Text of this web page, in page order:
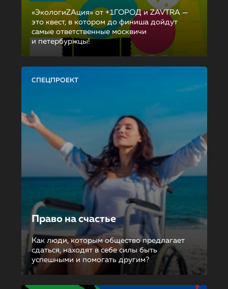
«ЭкологиZAция» от +1ГОРОД и ZAVTRA —
это квест, в котором до финиша дойдут
самые ответственные москвичи
и петербуржцы!
СПЕЦПРОЕКТ
Право на счастье
Как люди, которым общество предлагает
сдаться, находят в себе силы быть
успешными и помогать другим?